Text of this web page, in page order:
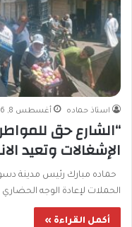
استاذ حماده أغسطس 8, 2026
“الشارع حق
الإشغالات وتعيد
حماده مبارك رئيس مدينة
الحملات لإعادة الوجه
أكمل القراءة »